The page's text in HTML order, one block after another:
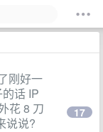
刚好一
话 IP
花 8 刀
说说?
17